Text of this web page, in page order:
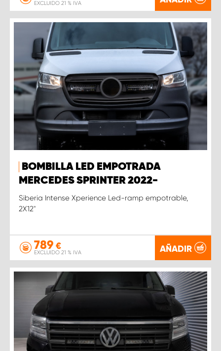
EXCLUIDO 21 % IVA
BOMBILLA LED EMPOTRADA
MERCEDES SPRINTER 2022-
Siberia Intense Xperience Led-ramp empotrable,
2X12''
789 €
EXCLUIDO 21 % IVA AÑADIR